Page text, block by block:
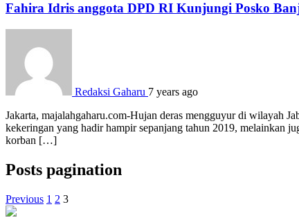
Fahira Idris anggota DPD RI Kunjungi Posko
Redaksi Gaharu 7 years ago
Jakarta, majalahgaharu.com-Hujan deras mengguyur di wilayah
kekeringan yang hadir hampir sepanjang tahun 2019, melainkan
korban […]
Posts pagination
Previous 1 2 3